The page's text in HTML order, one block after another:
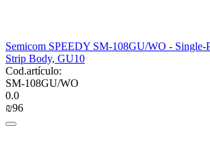
Semicom SPEEDY SM-108GU/WO - Single-
Strip Body, GU10
Cod.artículo:
SM-108GU/WO
0.0
₪‍96‍